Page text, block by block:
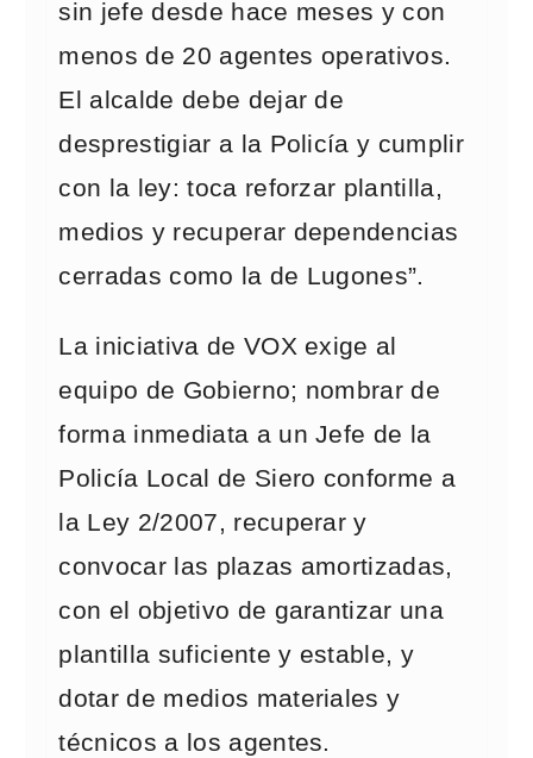
sin jefe desde hace meses y con
menos de 20 agentes operativos.
El alcalde debe dejar de
desprestigiar a la Policía y cumplir
con la ley: toca reforzar plantilla,
medios y recuperar dependencias
cerradas como la de Lugones”.
La iniciativa de VOX exige al
equipo de Gobierno; nombrar de
forma inmediata a un Jefe de la
Policía Local de Siero conforme a
la Ley 2/2007, recuperar y
convocar las plazas amortizadas,
con el objetivo de garantizar una
plantilla suficiente y estable, y
dotar de medios materiales y
técnicos a los agentes.